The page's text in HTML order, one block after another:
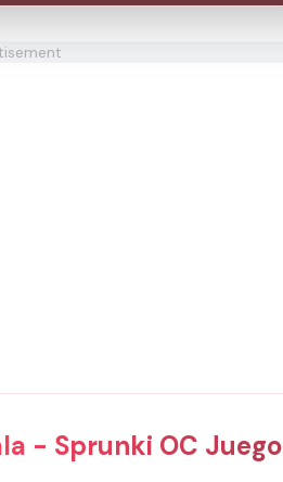
- Sprunki OC Juego